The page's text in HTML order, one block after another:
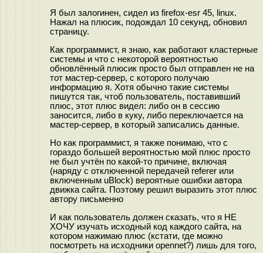
Я был залогинен, сидел из firefox-esr 45, linux.
Нажал на плюсик, подождал 10 секунд, обновил
страницу.
Как программист, я знаю, как работают кластерные
системы и что с некоторой вероятностью
обновлённый плюсик просто был отправлен не на
тот мастер-сервер, с которого получаю
информацию я. Хотя обычно такие системы
пишутся так, чтоб пользователь, поставивший
плюс, этот плюс видел: либо он в сессию
заносится, либо в куку, либо переключается на
мастер-сервер, в который записались данные.
Но как программист, я также понимаю, что с
гораздо большей вероятностью мой плюс просто
не был учтён по какой-то причине, включая
(наряду с отключенной передачей referer или
включенным uBlock) вероятные ошибки автора
движка сайта. Поэтому решил выразить этот плюс
автору письменно
И как пользователь должен сказать, что я НЕ
ХОЧУ изучать исходный код каждого сайта, на
котором нажимаю плюс (кстати, где можно
посмотреть на исходники opennet?) лишь для того,